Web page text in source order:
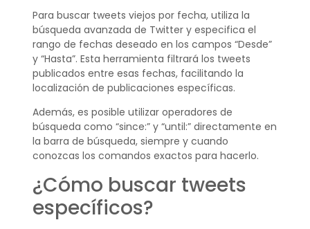
Para buscar tweets viejos por fecha, utiliza la
búsqueda avanzada de Twitter y especifica el
rango de fechas deseado en los campos “Desde”
y “Hasta”. Esta herramienta filtrará los tweets
publicados entre esas fechas, facilitando la
localización de publicaciones específicas.
Además, es posible utilizar operadores de
búsqueda como “since:” y “until:” directamente en
la barra de búsqueda, siempre y cuando
conozcas los comandos exactos para hacerlo.
¿Cómo buscar tweets
específicos?